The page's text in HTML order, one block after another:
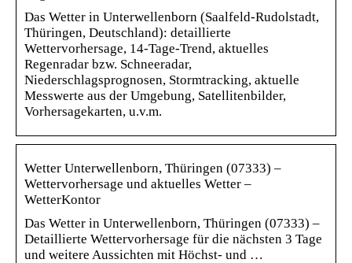
Das Wetter in Unterwellenborn (Saalfeld-Rudolstadt,
Thüringen, Deutschland): detaillierte
Wettervorhersage, 14-Tage-Trend, aktuelles
Regenradar bzw. Schneeradar,
Niederschlagsprognosen, Stormtracking, aktuelle
Messwerte aus der Umgebung, Satellitenbilder,
Vorhersagekarten, u.v.m.
Wetter Unterwellenborn, Thüringen (07333) –
Wettervorhersage und aktuelles Wetter –
WetterKontor
Das Wetter in Unterwellenborn, Thüringen (07333) –
Detaillierte Wettervorhersage für die nächsten 3 Tage
und weitere Aussichten mit Höchst- und …